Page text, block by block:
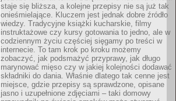
staje się bliższa, a kolejne przepisy nie są już tak
onieśmielające. Kluczem jest jednak dobre źródło
wiedzy. Tradycyjne książki kucharskie, filmy
instruktażowe czy kursy gotowania to jedno, ale w
codziennym życiu częściej sięgamy po treści w
internecie. To tam krok po kroku możemy
zobaczyć, jak podsmażyć przyprawy, jak długo
marynować mięso czy w jakiej kolejności dodawać
składniki do dania. Właśnie dlatego tak cenne jest
miejsce, gdzie przepisy są sprawdzone, opisane
jasno i uzupełnione zdjęciami – taki domowy